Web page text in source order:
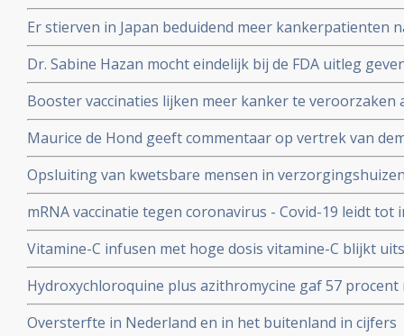
coronavirus - Covid-19 blijkt uit meta analyse van 6
Er stierven in Japan beduidend meer kankerpatienten
vaccinatie in vergelijking met andere jaren
Dr. Sabine Hazan mocht eindelijk bij de FDA uitleg
complementaire middelen en de samenstelling van de
Booster vaccinaties lijken meer kanker te veroorzaken
en waarschuwt voor gebruik van mRNA vaccins als
Maurice de Hond geeft commentaar op vertrek van
Kuipers en verhoor van Fauci in Amerika en weerlegt
genadeloze analyse
Opsluiting van kwetsbare mensen in
de slechtst mogelijke resultaten
mRNA vaccinatie tegen coronavirus - Covid-19 leidt
natuurlijke infectie met Sars-Cov-2 leidt tot langdurige
Vitamine-C infusen met hoge dosis vitamine-C blijkt
besmet met het corona virus (COVID-19) en al met
Studie.
Hydroxychloroquine plus azithromycine gaf 57
coronavirus besmetting bij patienten opgenomen in
Belgische studie
Oversterfte in Nederland en in het buitenland in cijfers